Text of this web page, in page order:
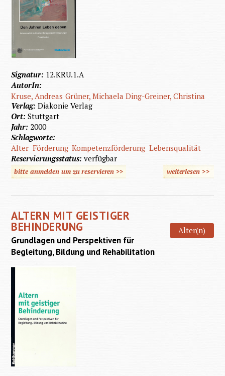
Signatur: 12.KRU.1.A
AutorIn:
Kruse, Andreas Grüner, Michaela Ding-Greiner, Christina
Verlag:Diakonie Verlag
Ort:Stuttgart
Jahr: 2000
Schlagworte:
Alter Förderung Kompetenzförderung Lebensqualität
Reservierungsstatus:verfügbar
bitte anmelden um zu reservieren >> weiterlesen
über
geben
>>
ALTERN MIT GEISTIGER
BEHINDERUNG Alter(n)
Grundlagen und Perspektiven für
Begleitung, Bildung und Rehabilitation